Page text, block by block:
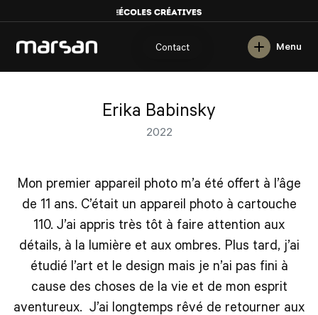
Contact Menu
English
Erika Babinsky
2022
Mon premier appareil photo m’a été offert à l’âge
de 11 ans. C’était un appareil photo à cartouche
110. J’ai appris très tôt à faire attention aux
détails, à la lumière et aux ombres. Plus tard, j’ai
étudié l’art et le design mais je n’ai pas fini à
cause des choses de la vie et de mon esprit
aventureux. J’ai longtemps rêvé de retourner aux